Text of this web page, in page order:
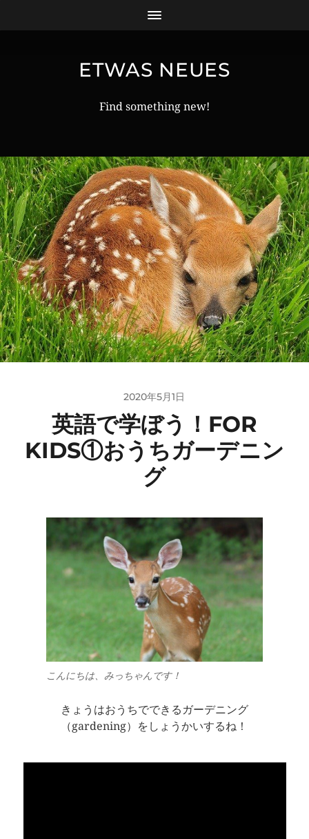
ETWAS NEUES
Find something new!
2020年5月1日
英語で学ぼう！FOR
KIDS①おうちガーデニン
グ
こんにちは、みっちゃんです！
きょうはおうちでできるガーデニング
（gardening）をしょうかいするね！